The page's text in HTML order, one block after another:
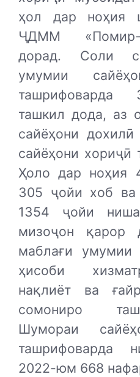
ҳол дар ноҳия
ҶДММ «Помир-
дорад. Соли
умумии
ташрифоварда
ташкил дода, аз
сайёҳони
сайёҳони хориҷӣ
Ҳоло дар ноҳия
305 ҷойи хоб ва
1354 ҷойи
мизоҷон қарор
маблағи умумии
ҳисоби
нақлиёт ва
сомониро
Шумораи
ташрифоварда
2022-юм 668